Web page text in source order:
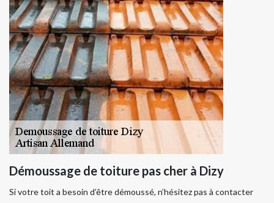
Démoussage de toiture pas cher à Dizy
Si votre toit a besoin d’être démoussé, n’hésitez pas à contacter